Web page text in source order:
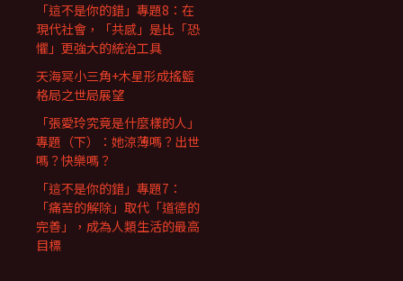
「這不是你的錯」專題8：在
現代社會，「共感」是比「恐
懼」更強大的統治工具
天海冥小三角+木星形成搖籃
格局之世局展望
「張愛玲究竟是什麼樣的人」
專題（下）：她涼薄嗎？出世
嗎？快樂嗎？
「這不是你的錯」專題7：
「痛苦的解除」取代「道德的
完善」，成為人類生活的最高
目標